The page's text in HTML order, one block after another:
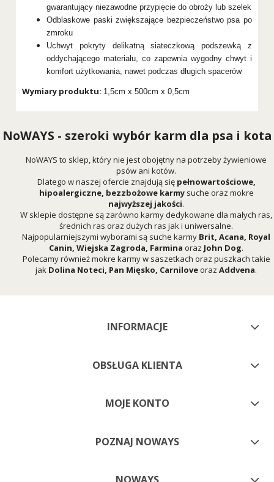
gwarantujący niezawodne przypięcie do obroży lub szelek
Odblaskowe paski zwiększające bezpieczeństwo psa po
zmroku
Uchwyt pokryty delikatną siateczkową podszewką z
oddychającego materiału, co zapewnia wygodny chwyt i
komfort użytkowania, nawet podczas długich spacerów
Wymiary produktu: 1,5cm x 500cm x 0,5cm
NoWAYS - szeroki wybór karm dla psa i kota
NoWAYS to sklep, który nie jest obojętny na potrzeby żywieniowe
psów ani kotów.
Dlatego w naszej ofercie znajdują się pełnowartościowe,
hipoalergiczne, bezzbożowe karmy suche oraz mokre
najwyższej jakości.
W sklepie dostępne są zarówno karmy dedykowane dla małych ras,
średnich ras oraz dużych ras jak i uniwersalne.
Najpopularniejszymi wyborami są suche karmy Brit Acana Royal
Canin Wiejska Zagroda Farmina oraz John Dog.
Polecamy również mokre karmy w saszetkach oraz puszkach takie
jak Dolina Noteci Pan Mięsko Carniloveoraz Addvena.
INFORMACJE
OBSŁUGA KLIENTA
MOJE KONTO
POZNAJ NOWAYS